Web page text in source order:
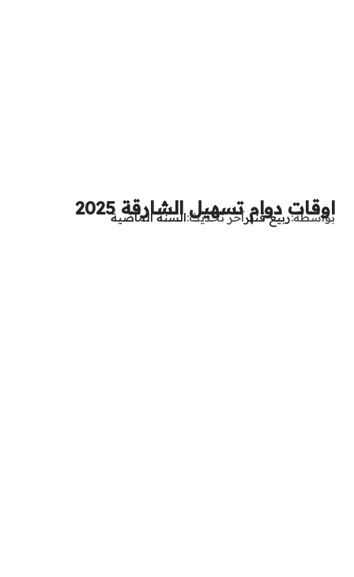
اوقات دوام تسهيل الشارقة 2025
بواسطةربيع قنبرآخر تحديث السنة الماضية